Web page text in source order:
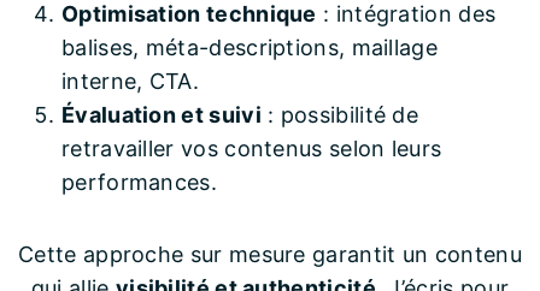
Optimisation technique : intégration des
balises, méta-descriptions, maillage
interne, CTA.
Évaluation et suivi : possibilité de
retravailler vos contenus selon leurs
performances.
Cette approche sur mesure garantit un contenu